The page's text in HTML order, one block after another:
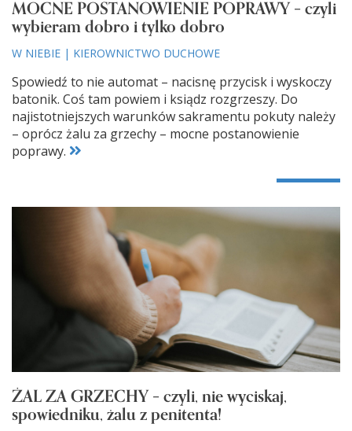
MOCNE POSTANOWIENIE POPRAWY – czyli
wybieram dobro i tylko dobro
W NIEBIE | KIEROWNICTWO DUCHOWE
Spowiedź to nie automat – nacisnę przycisk i wyskoczy
batonik. Coś tam powiem i ksiądz rozgrzeszy. Do
najistotniejszych warunków sakramentu pokuty należy
– oprócz żalu za grzechy – mocne postanowienie
poprawy.
ŻAL ZA GRZECHY – czyli, nie wyciskaj,
spowiedniku, żalu z penitenta!